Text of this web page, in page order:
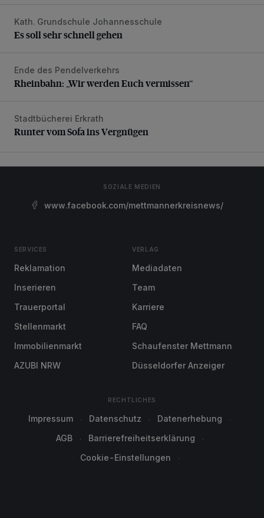
Es soll sehr schnell gehen
Kath. Grundschule Johannesschule
Es soll sehr schnell gehen
Rheinbahn: „Wir werden Euch vermissen“
Ende des Pendelverkehrs
Rheinbahn: „Wir werden Euch vermissen“
Runter vom Sofa ins Vergnügen
Stadtbücherei Erkrath
Runter vom Sofa ins Vergnügen
SOZIALE MEDIEN
www.facebook.com/mettmannerkreisnews/
SERVICES
Reklamation
Inserieren
Trauerportal
Stellenmarkt
Immobilienmarkt
AZUBI NRW
VERLAG
Mediadaten
Team
Karriere
FAQ
Schaufenster Mettmann
Düsseldorfer Anzeiger
RECHTLICHES
Impressum Datenschutz
Datenerhebung
AGB
Barrierefreiheitserklärung
Cookie-Einstellungen